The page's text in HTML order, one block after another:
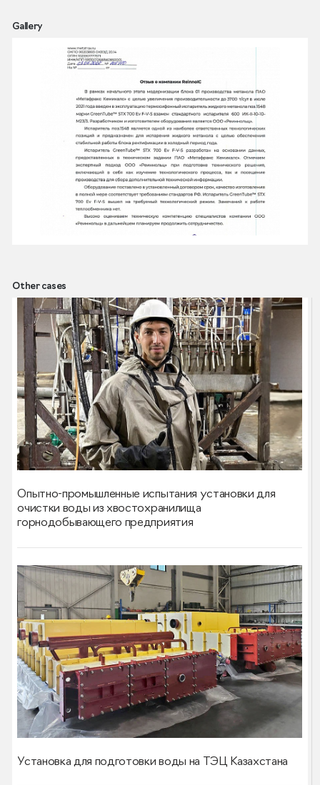
Gallery
Other cases
Опытно-промышленные испытания установки для
очистки воды из хвостохранилища
горнодобывающего предприятия
Установка для подготовки воды на ТЭЦ Казахстана